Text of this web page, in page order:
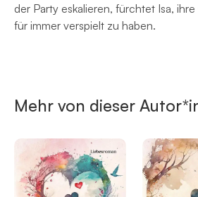
der Party eskalieren, fürchtet Isa,
für immer verspielt zu haben.
Mehr von dieser